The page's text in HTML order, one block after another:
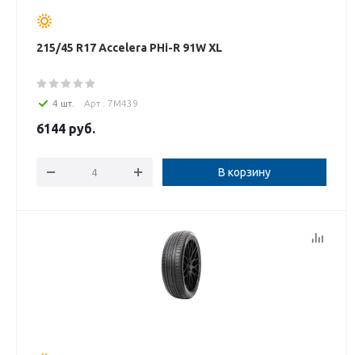
215/45 R17 Accelera PHi-R 91W XL
4 шт. Арт : 7M439
6144 руб.
В корзину